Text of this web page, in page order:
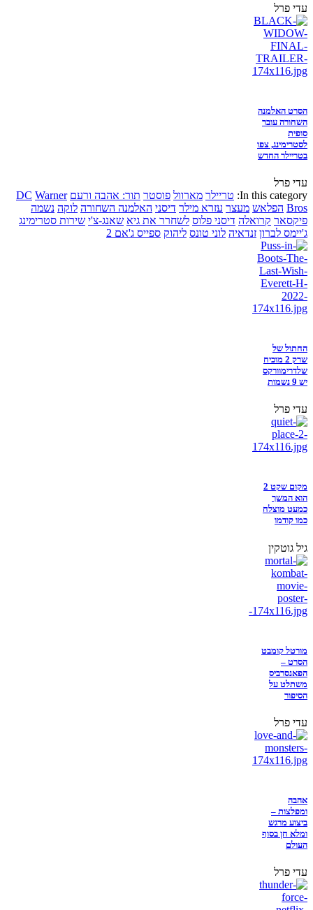
עדי פרל
הסרט האלמנה
השחורה עובר
סופית
לסטרימינג, צפו
בטריילר החדש
עדי פרל
In this category: טריילר מארוול פוסטר תור: אהבה ורעם DC Warner
Bros הפלאש מעצר עזרא מילר דיסני האלמנה השחורה לוקה נשמה
פיקסאר קרואלה דיסני פלוס לשחרר את גיא שאנג-צ'י שירות סטרימינג
ג'יימס לברון זנדאיה לוני טונס ליהוק ספייס ג'אם 2
החתול של
שרק 2 מוכיח
שלדרימוורקס
יש 9 נשמות
עדי פרל
מקום שקט 2
הוא המשך
כמעט מוצלח
כמו קודמו
גיל גוטקין
מורטל קומבט
הסרט –
הפאנסרביס
משתלט על
הסיפור
עדי פרל
אהבה
ומפלצות –
ביצוע מרגש
ומלא חן בסוף
העולם
עדי פרל